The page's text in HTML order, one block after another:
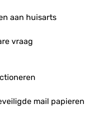
aan huisarts
vraag
mail papieren